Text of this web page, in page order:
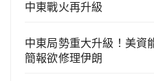
中東戰火再升級
中東局勢重大升級！美
簡報欲修理伊朗